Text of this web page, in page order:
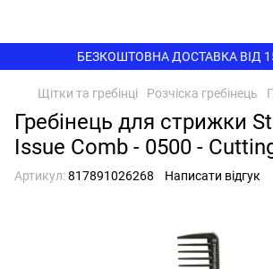
БЕЗКОШТОВНА ДОСТАВКА ВІД
Щітки та гребінці Розчіска гребінець
Гребінець для стрижки
Issue Comb - 0500 -
Артикул:817891026268 Написати відгук